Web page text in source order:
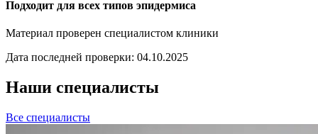
Подходит для всех типов эпидермиса
Материал проверен специалистом клиники
Дата последней проверки: 04.10.2025
Наши специалисты
Все специалисты